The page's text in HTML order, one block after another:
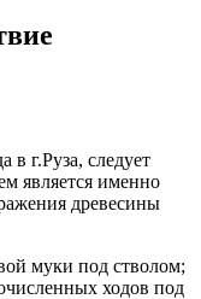
в г.Руза, следует
является именно
древесины
муки под стволом;
ходов под